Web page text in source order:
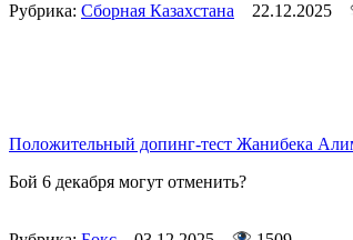
Рубрика: Сборная Казахстана 22.12.2025
Положительный допинг-тест Жанибека
Бой 6 декабря могут отменить?